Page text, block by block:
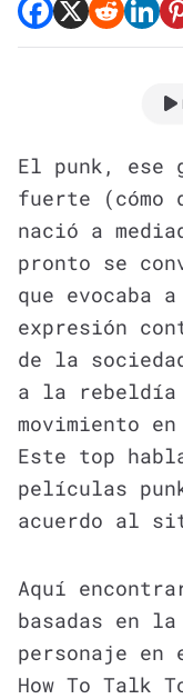
El punk, ese
fuerte (cómo
nació a
pronto se
que
expresión
de la
a la rebeldía
movimiento
Este top
películas
acuerdo al
Aquí
basadas en
personaje en
How To Talk